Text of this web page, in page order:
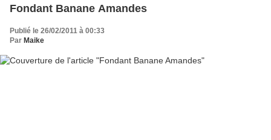
Fondant Banane Amandes
Publié le 26/02/2011 à 00:33
Par Maike